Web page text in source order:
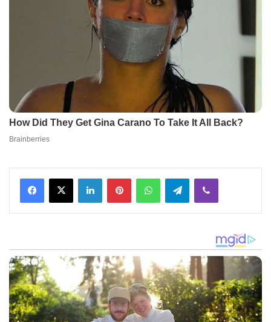
Facebook
X LinkedInPinterestWhatsAppTelegramViber